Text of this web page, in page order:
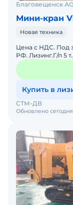
Благовещенск
Мини-кран
Новая техника
Цена с НДС. Под
РФ. Лизинг.Г/п 5
ВМасса:5 000
Купить в
Обновлено сегодня
СТМ-ДВ